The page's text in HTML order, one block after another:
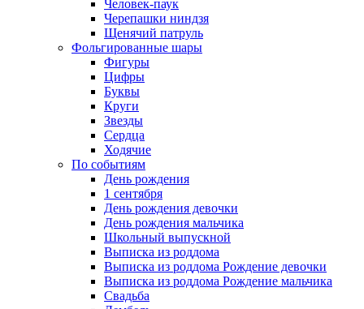
Человек-паук
Черепашки ниндзя
Щенячий патруль
Фольгированные шары
Фигуры
Цифры
Буквы
Круги
Звезды
Сердца
Ходячие
По событиям
День рождения
1 сентября
День рождения девочки
День рождения мальчика
Школьный выпускной
Выписка из роддома
Выписка из роддома Рождение девочки
Выписка из роддома Рождение мальчика
Свадьба